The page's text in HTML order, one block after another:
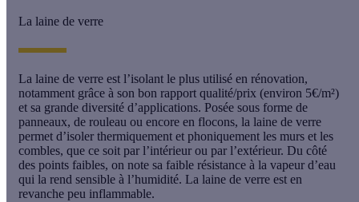
La laine de verre
La laine de verre est l’isolant le plus utilisé en rénovation,
notamment grâce à son bon rapport qualité/prix (environ 5€/m²)
et sa grande diversité d’applications. Posée sous forme de
panneaux, de rouleau ou encore en flocons, la laine de verre
permet d’isoler thermiquement et phoniquement les murs et les
combles, que ce soit par l’intérieur ou par l’extérieur. Du côté
des points faibles, on note sa faible résistance à la vapeur d’eau
qui la rend sensible à l’humidité. La laine de verre est en
revanche peu inflammable.